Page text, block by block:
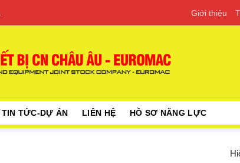
Giới thiệu
TIN TỨC-DỰ ÁN LIÊN HỆ HỒ SƠ NĂNG LỰC